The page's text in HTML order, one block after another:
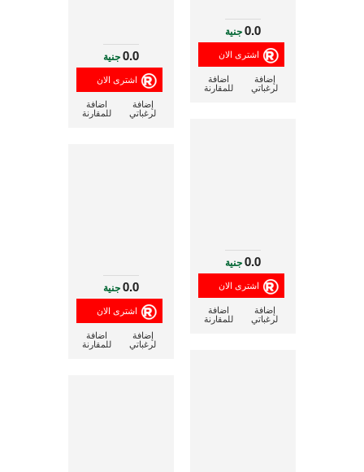
0.0جنية
إضافة
لرغباتي
اضافة
للمقارنة
0.0جنية
إضافة
لرغباتي
اضافة
للمقارنة
0.0جنية
إضافة
لرغباتي
اضافة
للمقارنة
0.0جنية
إضافة
لرغباتي
اضافة
للمقارنة